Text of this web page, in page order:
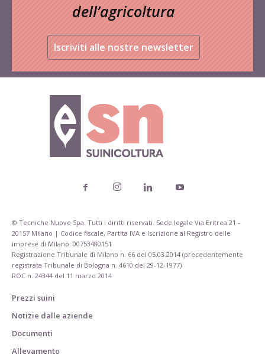
dell’agricoltura
Iscriviti alle nostre newsletter
© Tecniche Nuove Spa. Tutti i diritti riservati. Sede legale Via Eritrea 21 -
20157 Milano | Codice fiscale, Partita IVA e Iscrizione al Registro delle
imprese di Milano: 00753480151
Registrazione Tribunale di Milano n. 66 del 05.03.2014 (precedentemente
registrata Tribunale di Bologna n. 4610 del 29-12-1977)
ROC n. 24344 del 11 marzo 2014
Prezzi suini
Notizie dalle aziende
Documenti
Allevamento